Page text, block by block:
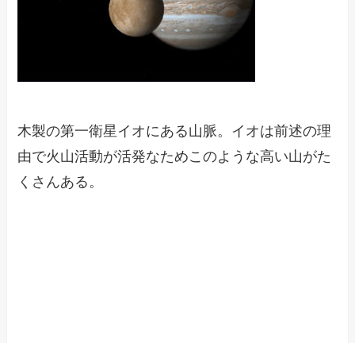
木製の第一衛星イオにある山脈。イオは前述の理
由で火山活動が活発なためこのような高い山がた
くさんある。